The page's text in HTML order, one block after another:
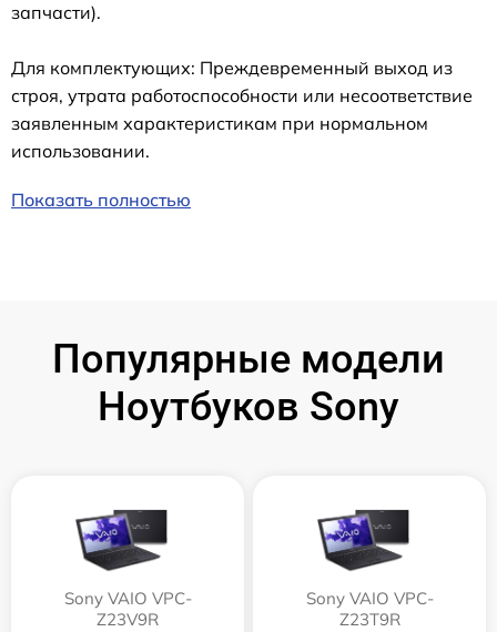
запчасти).
Для комплектующих: Преждевременный выход из
строя, утрата работоспособности или несоответствие
заявленным характеристикам при нормальном
использовании.
Показать полностью
Популярные модели
Ноутбуков Sony
Sony VAIO VPC-
Z23V9R
Sony VAIO VPC-
Z23T9R